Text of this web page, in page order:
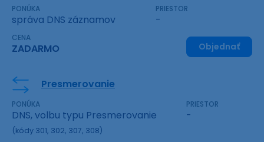
PONÚKA
správa DNS záznamov
PRIESTOR
-
CENA
ZADARMO Objednať
Presmerovanie
PONÚKA
DNS, volbu typu Presmerovanie
(kódy 301, 302, 307, 308)
PRIESTOR
-